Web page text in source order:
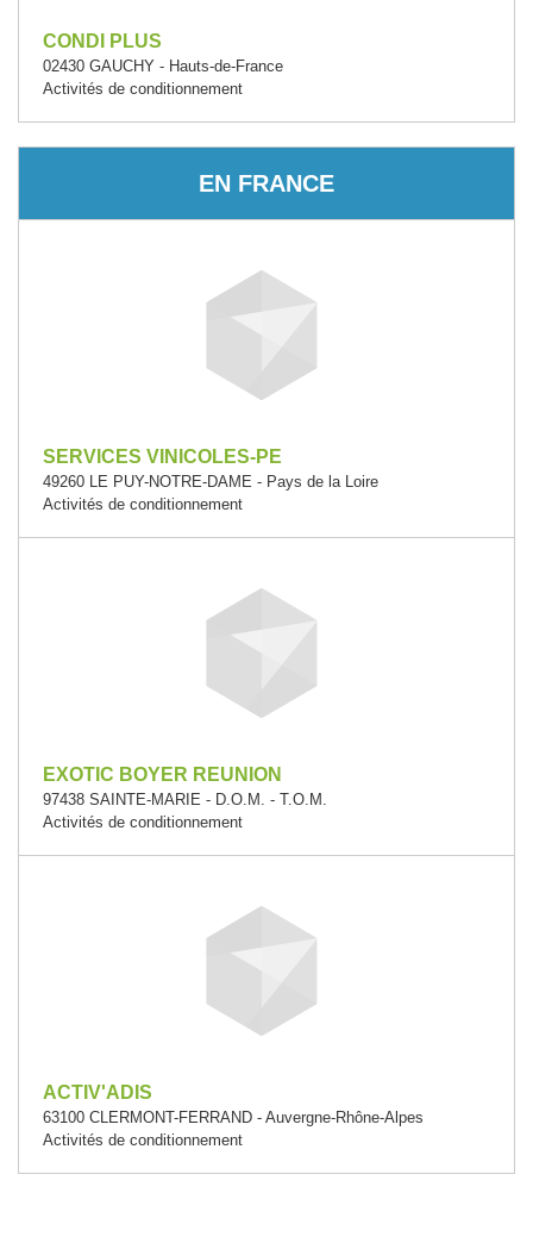
CONDI PLUS
02430 GAUCHY - Hauts-de-France
Activités de conditionnement
EN FRANCE
SERVICES VINICOLES-PE
49260 LE PUY-NOTRE-DAME - Pays de la Loire
Activités de conditionnement
EXOTIC BOYER REUNION
97438 SAINTE-MARIE - D.O.M. - T.O.M.
Activités de conditionnement
ACTIV'ADIS
63100 CLERMONT-FERRAND - Auvergne-Rhône-Alpes
Activités de conditionnement